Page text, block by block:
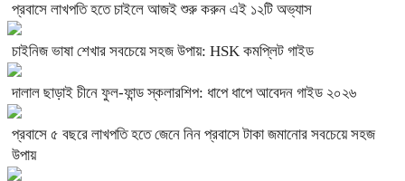
প্রবাসে লাখপতি হতে চাইলে আজই শুরু করুন এই ১২টি অভ্যাস
চাইনিজ ভাষা শেখার সবচেয়ে সহজ উপায়: HSK কমপ্লিট গাইড
দালাল ছাড়াই চীনে ফুল-ফান্ড স্কলারশিপ: ধাপে ধাপে আবেদন গাইড ২০২৬
প্রবাসে ৫ বছরে লাখপতি হতে জেনে নিন প্রবাসে টাকা জমানোর সবচেয়ে সহজ
উপায়